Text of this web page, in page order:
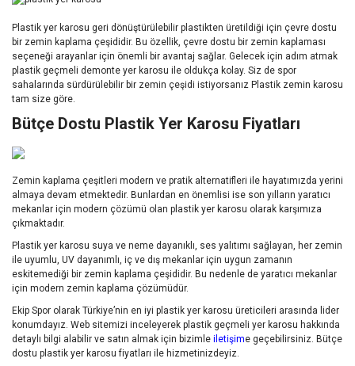
Plastik yer karosu geri dönüştürülebilir plastikten üretildiği için çevre dostu
bir zemin kaplama çeşididir. Bu özellik, çevre dostu bir zemin kaplaması
seçeneği arayanlar için önemli bir avantaj sağlar. Gelecek için adım atmak
plastik geçmeli demonte yer karosu ile oldukça kolay. Siz de spor
sahalarında sürdürülebilir bir zemin çeşidi istiyorsanız Plastik zemin karosu
tam size göre.
Bütçe Dostu Plastik Yer Karosu Fiyatları
Zemin kaplama çeşitleri modern ve pratik alternatifleri ile hayatımızda yerini
almaya devam etmektedir. Bunlardan en önemlisi ise son yılların yaratıcı
mekanlar için modern çözümü olan plastik yer karosu olarak karşımıza
çıkmaktadır.
Plastik yer karosu suya ve neme dayanıklı, ses yalıtımı sağlayan, her zemin
ile uyumlu, UV dayanımlı, iç ve dış mekanlar için uygun zamanın
eskitemediği bir zemin kaplama çeşididir. Bu nedenle de yaratıcı mekanlar
için modern zemin kaplama çözümüdür.
Ekip Spor olarak Türkiye’nin en iyi plastik yer karosu üreticileri arasında lider
konumdayız. Web sitemizi inceleyerek plastik geçmeli yer karosu hakkında
detaylı bilgi alabilir ve satın almak için bizimle iletişime geçebilirsiniz. Bütçe
dostu plastik yer karosu fiyatları ile hizmetinizdeyiz.